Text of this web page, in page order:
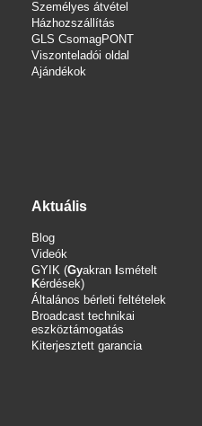
Személyes átvétel
Házhozszállítás
GLS CsomagPONT
Viszonteladói oldal
Ajándékok
Aktuális
Blog
Videók
GYIK (Gyakran smételt
Kérdések)
Általános bérleti feltételek
Broadcast technikai
eszköztámogatás
Kiterjesztett garancia